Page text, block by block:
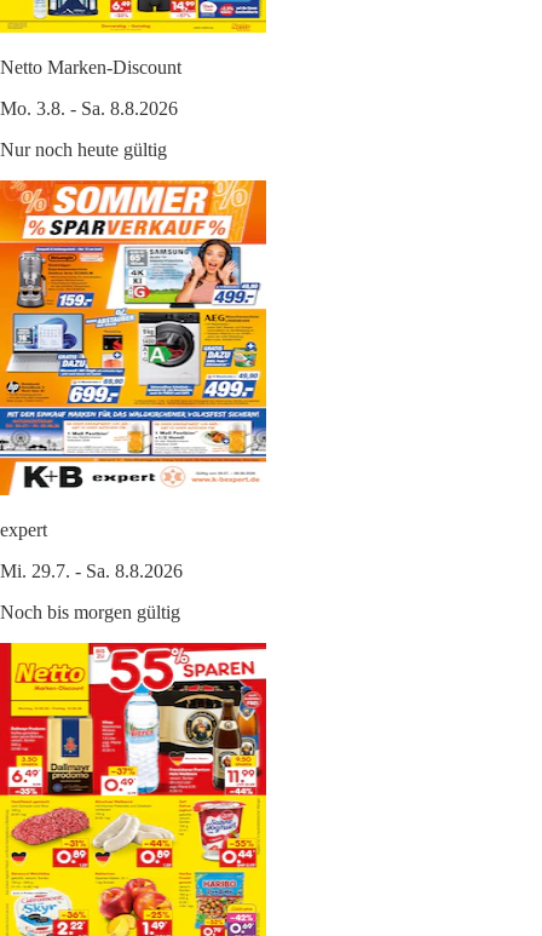
Netto Marken-Discount
Mo. 3.8. - Sa. 8.8.2026
Nur noch heute gültig
expert
Mi. 29.7. - Sa. 8.8.2026
Noch bis morgen gültig